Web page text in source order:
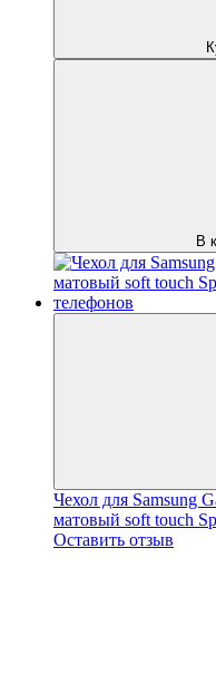
В
Чехол для Samsung
матовый soft touch
Оставить отзыв